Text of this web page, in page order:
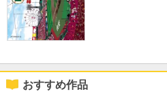
おすすめ作品